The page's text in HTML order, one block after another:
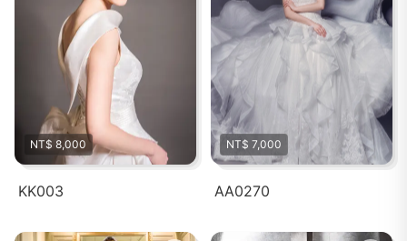
NT$ 8,000
KK003
NT$ 7,000
AA0270